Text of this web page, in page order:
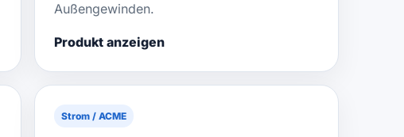
Außengewinden.
Produkt anzeigen
Strom / ACME